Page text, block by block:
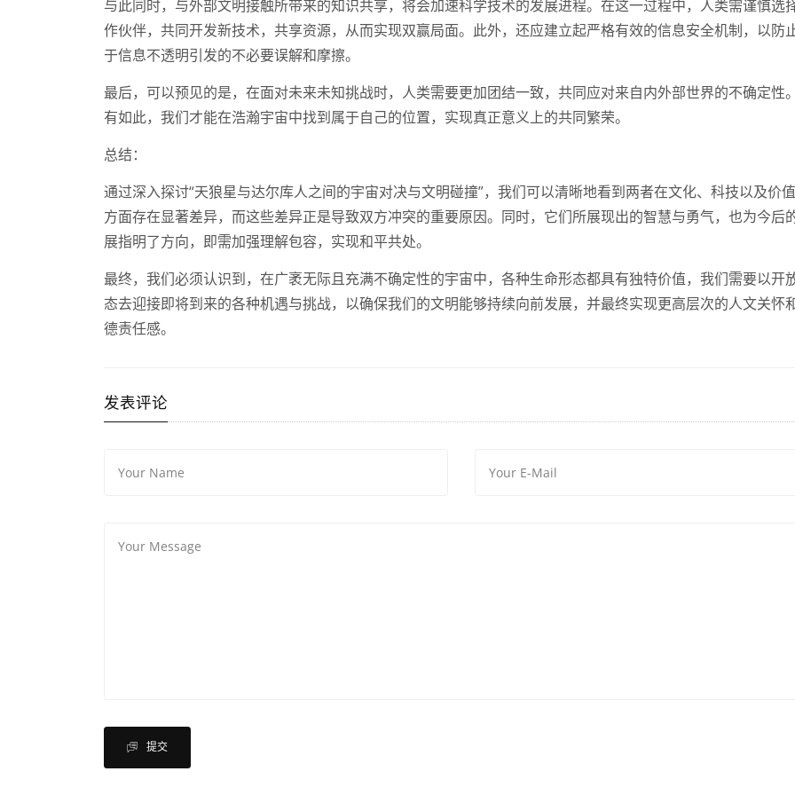
与此同时，与外部文明接触所带来的知识共享，将会加速科学技术的发展进程。在这一过程中，人类需谨慎选
作伙伴，共同开发新技术，共享资源，从而实现双赢局面。此外，还应建立起严格有效的信息安全机制，以防
于信息不透明引发的不必要误解和摩擦。
最后，可以预见的是，在面对未来未知挑战时，人类需要更加团结一致，共同应对来自内外部世界的不确定性
有如此，我们才能在浩瀚宇宙中找到属于自己的位置，实现真正意义上的共同繁荣。
总结：
通过深入探讨“天狼星与达尔库人之间的宇宙对决与文明碰撞”，我们可以清晰地看到两者在文化、科技以及价
方面存在显著差异，而这些差异正是导致双方冲突的重要原因。同时，它们所展现出的智慧与勇气，也为今后
展指明了方向，即需加强理解包容，实现和平共处。
最终，我们必须认识到，在广袤无际且充满不确定性的宇宙中，各种生命形态都具有独特价值，我们需要以开
态去迎接即将到来的各种机遇与挑战，以确保我们的文明能够持续向前发展，并最终实现更高层次的人文关怀
德责任感。
发表评论
提交